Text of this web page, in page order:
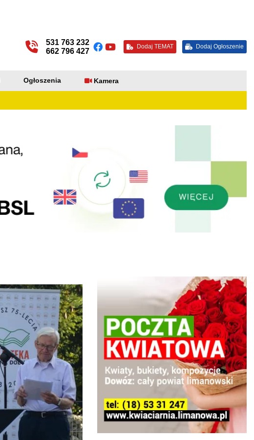
531 763 232
662 796 427
Dodaj TEMAT Dodaj Ogłoszenie
Ogłoszenia Kamera